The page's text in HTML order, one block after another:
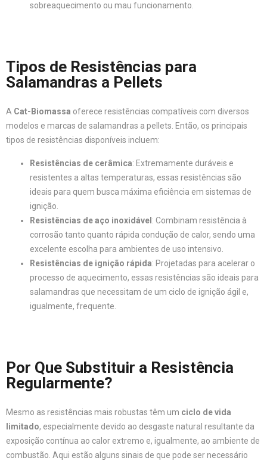
sobreaquecimento ou mau funcionamento.
Tipos de Resistências para
Salamandras a Pellets
A Cat-Biomassa oferece resistências compatíveis com diversos
modelos e marcas de salamandras a pellets. Então, os principais
tipos de resistências disponíveis incluem:
Resistências de cerâmica: Extremamente duráveis e
resistentes a altas temperaturas, essas resistências são
ideais para quem busca máxima eficiência em sistemas de
ignição.
Resistências de aço inoxidável : Combinam resistência à
corrosão tanto quanto rápida condução de calor, sendo uma
excelente escolha para ambientes de uso intensivo.
Resistências de ignição rápida: Projetadas para acelerar o
processo de aquecimento, essas resistências são ideais para
salamandras que necessitam de um ciclo de ignição ágil e,
igualmente, frequente.
Por Que Substituir a Resistência
Regularmente?
Mesmo as resistências mais robustas têm um ciclo de vida
limitado, especialmente devido ao desgaste natural resultante da
exposição contínua ao calor extremo e, igualmente, ao ambiente de
combustão. Aqui estão alguns sinais de que pode ser necessário